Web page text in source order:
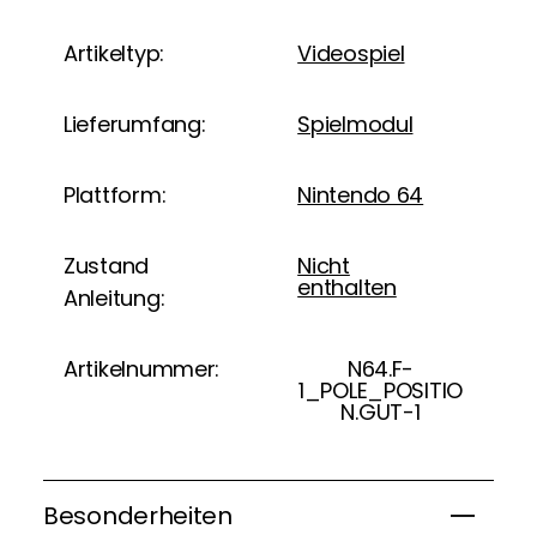
Artikeltyp: Videospiel
Lieferumfang: Spielmodul
Plattform: Nintendo 64
Zustand
Anleitung:
Nicht
enthalten
Artikelnummer: N64.F-
1_POLE_POSITIO
N.GUT-1
Besonderheiten